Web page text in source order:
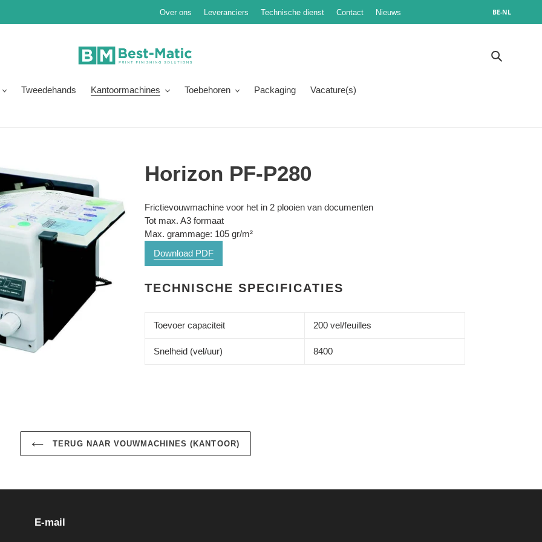
Over ons Leveranciers Technische dienst Contact Nieuws BE-NL
Tweedehands Kantoormachines Toebehoren Packaging Vacature(s)
Horizon PF-P280
prijs
Product
toegevoegen
aan
winkelwagen
Frictievouwmachine voor het in 2 plooien van documenten
Tot max. A3 formaat
Max. grammage: 105 gr/m²
Download PDF
TECHNISCHE SPECIFICATIES
Toevoer capaciteit 200 vel/feuilles
Snelheid (vel/uur) 8400
TERUG NAAR VOUWMACHINES (KANTOOR)
E-mail